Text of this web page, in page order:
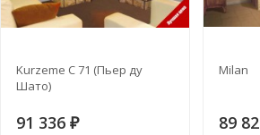
Kurzeme C 71 (Пьер ду
Шато)
91 336 ₽
Milan
89